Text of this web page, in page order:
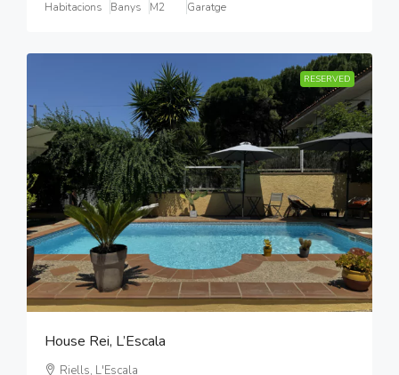
Habitacions Banys M2 Garatge
RESERVED
House Rei, L’Escala
Riells, L'Escala